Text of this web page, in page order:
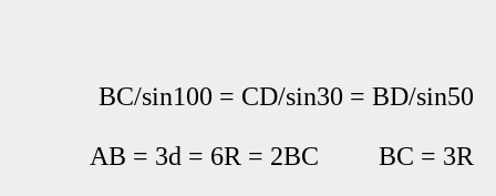
BC/sin100 = CD/sin30 = BD/sin50
AB = 3d = 6R = 2BC BC = 3R